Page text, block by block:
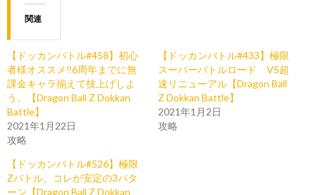
関連
︎【ドッカンバトル#458】初心
者様オススメ‼︎6周年までに無
課金キャラ揃えて技上げしよ
う。【Dragon Ball Z Dokkan
Battle】
2021年1月22日
攻略
︎【ドッカンバトル#433】極限
スーパーバトルロード VS超
速リニューアル【Dragon Ball
Z Dokkan Battle】
2021年1月2日
攻略
︎【ドッカンバトル#526】極限
Zバトル、コレが安定の3パタ
ーン【Dragon Ball Z Dokkan